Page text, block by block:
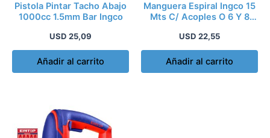
Pistola Pintar Tacho Abajo
1000cc 1.5mm Bar Ingco
USD 25,09
Añadir al carrito
Manguera Espiral Ingco 15
Mts C/ Acoples O 6 Y 8
USD 22,55
Añadir al carrito